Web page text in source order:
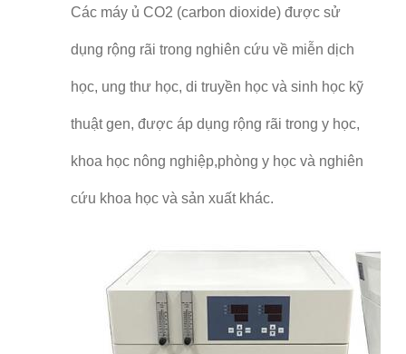
Các máy ủ CO2 (carbon dioxide) được sử
dụng rộng rãi trong nghiên cứu về miễn dịch
học, ung thư học, di truyền học và sinh học kỹ
thuật gen, được áp dụng rộng rãi trong y học,
khoa học nông nghiệp,phòng y học và nghiên
cứu khoa học và sản xuất khác.